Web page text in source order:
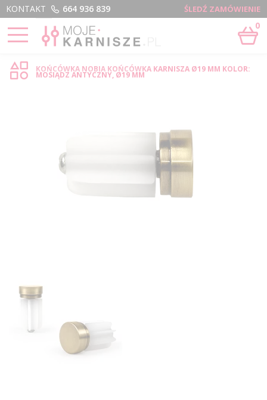
Menu
KONTAKT ŚLEDŹ ZAMÓWIENIE
664 936 839
0
STRONA GŁÓWNA › NOBIA - SKLEP INTERNETOWY
KOŃCÓWKA NOBIA KOŃCÓWKA KARNISZA Ø19 MM KOLOR:
MOSIĄDZ ANTYCZNY, Ø19 MM